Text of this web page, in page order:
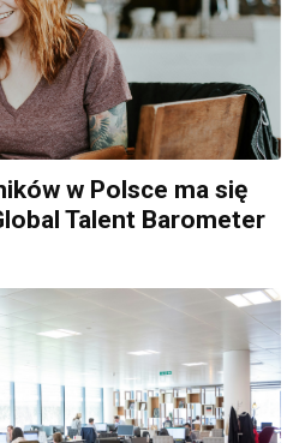
w Polsce ma się
Talent Barometer